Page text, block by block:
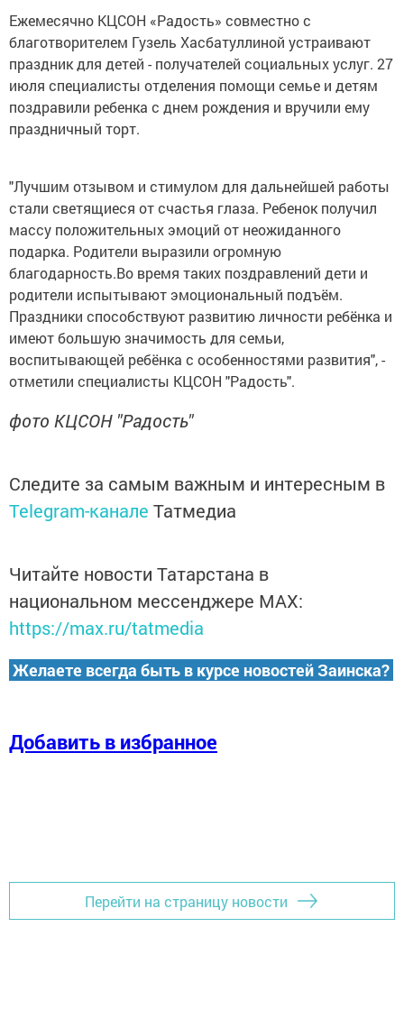
Ежемесячно КЦСОН «Радость» совместно с
благотворителем Гузель Хасбатуллиной устраивают
праздник для детей - получателей социальных услуг. 27
июля специалисты отделения помощи семье и детям
поздравили ребенка с днем рождения и вручили ему
праздничный торт.
"Лучшим отзывом и стимулом для дальнейшей работы
стали светящиеся от счастья глаза. Ребенок получил
массу положительных эмоций от неожиданного
подарка. Родители выразили огромную
благодарность.Во время таких поздравлений дети и
родители испытывают эмоциональный подъём.
Праздники способствуют развитию личности ребёнка и
имеют большую значимость для семьи,
воспитывающей ребёнка с особенностями развития", -
отметили специалисты КЦСОН "Радость".
фото КЦСОН "Радость"
Следите за самым важным и интересным в
Telegram-канале Татмедиа
Читайте новости Татарстана в
национальном мессенджере MАХ:
https://max.ru/tatmedia
Желаете всегда быть в курсе новостей Заинска?
Добавить в избранное
Перейти на страницу новости